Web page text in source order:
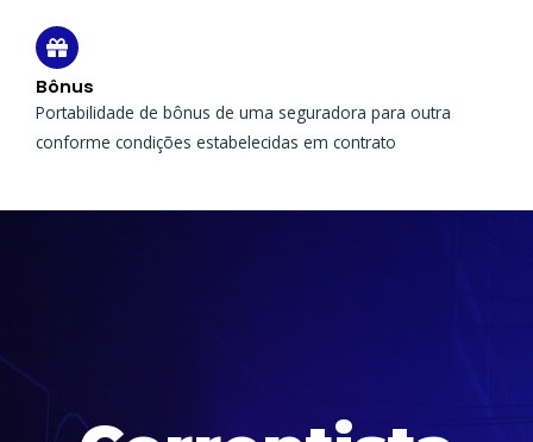
Bônus
Portabilidade de bônus de uma seguradora para outra
conforme condições estabelecidas em contrato